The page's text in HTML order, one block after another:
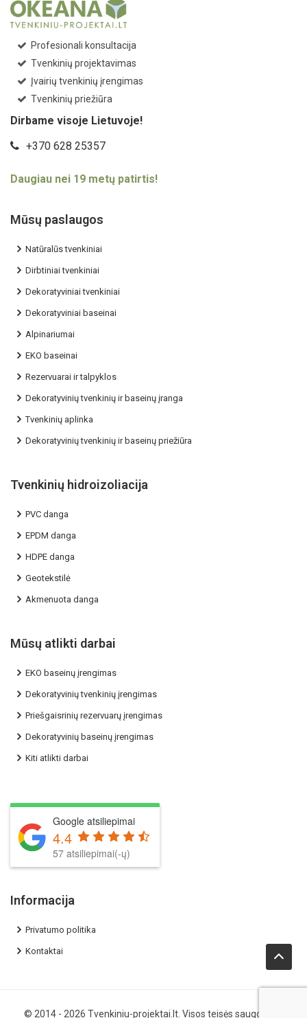
Profesionali konsultacija
Tvenkinių projektavimas
Įvairių tvenkinių įrengimas
Tvenkinių priežiūra
Dirbame visoje Lietuvoje!
+370 628 25357
Daugiau nei 19 metų patirtis!
Mūsų paslaugos
Natūralūs tvenkiniai
Dirbtiniai tvenkiniai
Dekoratyviniai tvenkiniai
Dekoratyviniai baseinai
Alpinariumai
EKO baseinai
Rezervuarai ir talpyklos
Dekoratyvinių tvenkinių ir baseinų įranga
Tvenkinių aplinka
Dekoratyvinių tvenkinių ir baseinų priežiūra
Tvenkinių hidroizoliacija
PVC danga
EPDM danga
HDPE danga
Geotekstilė
Akmenuota danga
Mūsų atlikti darbai
EKO baseinų įrengimas
Dekoratyvinių tvenkinių įrengimas
Priešgaisrinių rezervuarų įrengimas
Dekoratyvinių baseinų įrengimas
Kiti atlikti darbai
Google atsiliepimai
4.4
57 atsiliepimai(-ų)
Informacija
Privatumo politika
Kontaktai
© 2014 - 2026 Tvenkiniu-projektai.lt . Visos teisės saugomos.